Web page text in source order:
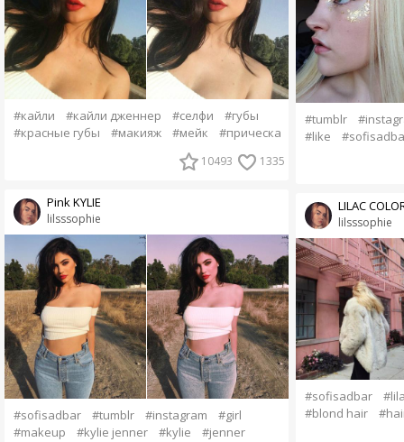
#кайли #кайли дженнер #селфи
#губы
#красные губы
#макияж #мейк #прическа
10493 1335
lilsssophie
Pink KYLIE
#sofisadbar #tumblr #instagram
#girl
#makeup
#kylie jenner #kylie #jenner
#tumblr
#like
lilsssophie
LILAC
#sofisadbar
#blond hair